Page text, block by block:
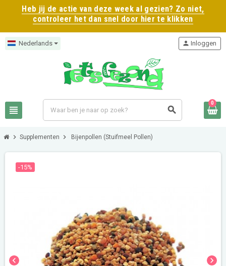
Heb jij de actie van deze week al gezien? Zo niet,
controleer het dan snel door hier te klikken
Nederlands
view_headline search
person Inloggen
0
chevron_right Supplementen chevron_right Bijenpollen (Stuifmeel Pollen)
chevron_left chevron_right
-15%